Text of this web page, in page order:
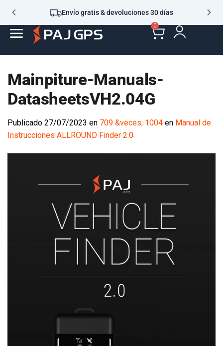
Envío gratis & devoluciones 30 días
0
Mainpiture-Manuals-
DatasheetsVH2.04G
Publicado 27/07/2023 en 709 &veces; 1004 en Manual de
Instrucciones ALLROUND Finder 2.0